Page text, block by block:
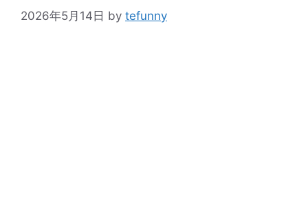
2026年5月14日 by tefunny